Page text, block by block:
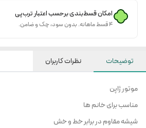
امکان قسط‌بندی برحسب اعتبار ترب‌پی
۴ قسط ماهانه. بدون سود، چک و ضامن.
توضیحات نظرات کاربران
موتور ژاپن
مناسب برای خانم ها
شیشه مقاوم در برابر خط و خش